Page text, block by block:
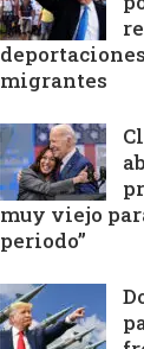
migrantes
muy viejo
periodo”